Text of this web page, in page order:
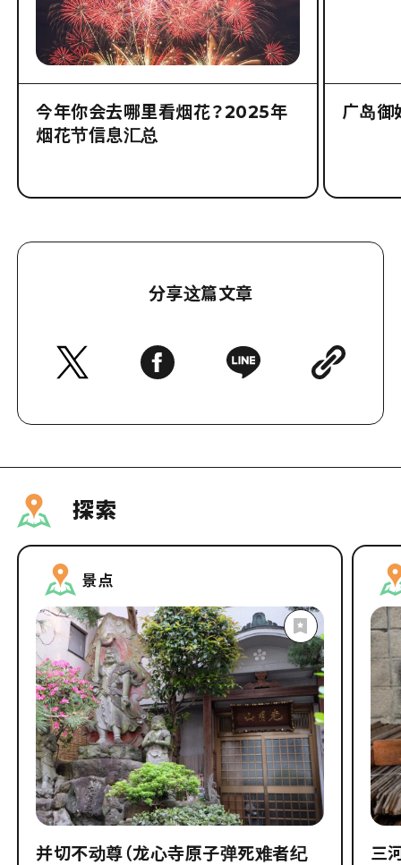
今年你会去哪里看烟花？2025年
烟花节信息汇总
广岛御
分享这篇文章
探索
景点
并切不动尊（龙心寺原子弹死难者纪
三